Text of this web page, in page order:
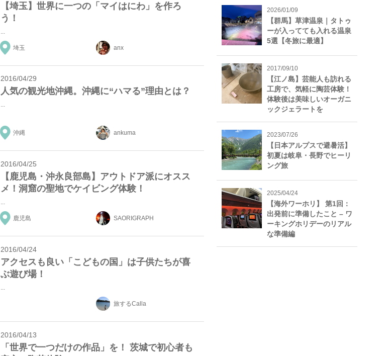
【埼玉】世界に一つの「マイはにわ」を作ろ
う！
埼玉 anx
2016/04/29
人気の観光地沖縄。沖縄に“ハマる”理由とは？
...
沖縄 ankuma
2016/04/25
【鹿児島・沖永良部島】アウトドア派にオスス
メ！洞窟の聖地でケイビング体験！
...
鹿児島 SAORIGRAPH
2016/04/24
アクセスも良い「こどもの国」は子供たちが喜
ぶ遊び場！
...
旅するCalla
2016/04/13
「世界で一つだけの作品」を！ 茨城で初心者も
2026/01/09
【群馬】草津温泉｜タトゥ
ーが入ってても入れる温泉
5選【冬旅に最適】
2017/09/10
【江ノ島】芸能人も訪れる
工房で、気軽に陶芸体験！
体験後は美味しいオーガニ
ックジェラートを
2023/07/26
【日本アルプスで避暑活】
初夏は岐阜・長野でヒーリ
ング旅
2025/04/24
【海外ワーホリ】 第1回：
出発前に準備したこと – ワ
ーキングホリデーのリアル
な準備編